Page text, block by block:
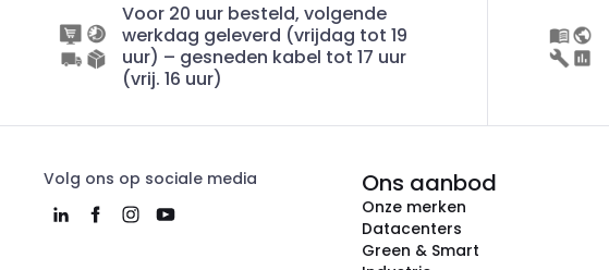
Voor 20 uur besteld, volgende
werkdag geleverd (vrijdag tot 19
uur) – gesneden kabel tot 17 uur
(vrij. 16 uur)
Volg ons op sociale media Ons aanbod
Onze merken
Datacenters
Green & Smart